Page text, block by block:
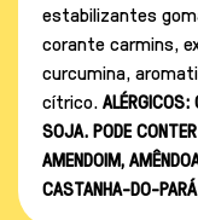
estabilizantes
corante carmins,
curcumina,
cítrico.ALÉRGICOS:
SOJA. PODE
AMENDOIM,
CASTANHA-DO-